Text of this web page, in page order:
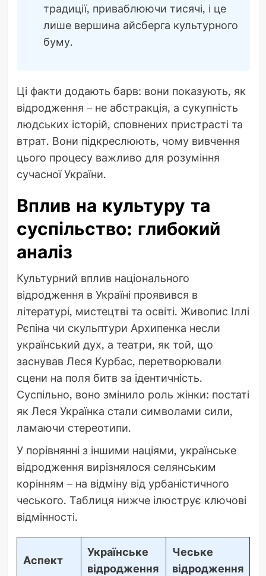
традиції, приваблюючи тисячі, і це
лише вершина айсберга культурного
буму.
Ці факти додають барв: вони показують, як
відродження – не абстракція, а сукупність
людських історій, сповнених пристрасті та
втрат. Вони підкреслюють, чому вивчення
цього процесу важливо для розуміння
сучасної України.
Вплив на культуру та
суспільство: глибокий
аналіз
Культурний вплив національного
відродження в Україні проявився в
літературі, мистецтві та освіті. Живопис Іллі
Рєпіна чи скульптури Архипенка несли
український дух, а театри, як той, що
заснував Леся Курбас, перетворювали
сцени на поля битв за ідентичність.
Суспільно, воно змінило роль жінки: постаті
як Леся Українка стали символами сили,
ламаючи стереотипи.
У порівнянні з іншими націями, українське
відродження вирізнялося селянським
корінням – на відміну від урбаністичного
чеського. Таблиця нижче ілюструє ключові
відмінності.
Аспект
Українське
відродження
Чеське
відродження